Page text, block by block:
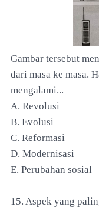
Gambar tersebut
dari masa ke masa.
mengalami...
A. Revolusi
B. Evolusi
C. Reformasi
D. Modernisasi
E. Perubahan sosial
15. Aspek yang